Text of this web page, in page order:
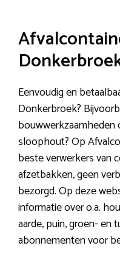
Eenvoudig en
Donkerbroek?
sloophout? Op
beste verwerkers van
afzetbakken, geen
bezorgd. Op deze
informatie over o.a.
aarde, puin, groen- en
abonnementen voor